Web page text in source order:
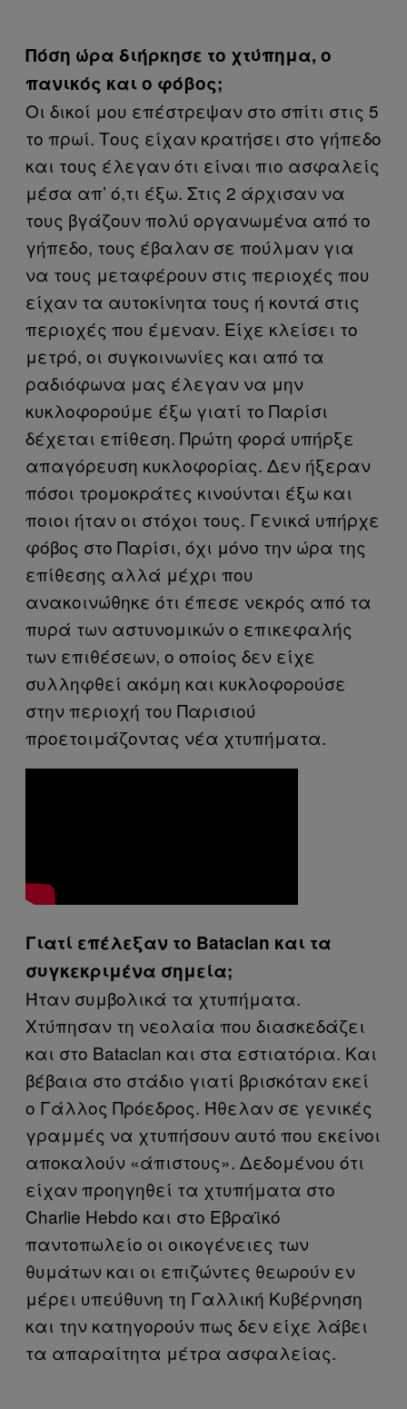
Πόση ώρα διήρκησε το χτύπημα, ο
πανικός και ο φόβος;
Οι δικοί μου επέστρεψαν στο σπίτι στις 5
το πρωί. Τους είχαν κρατήσει στο γήπεδο
και τους έλεγαν ότι είναι πιο ασφαλείς
μέσα απ’ ό,τι έξω. Στις 2 άρχισαν να
τους βγάζουν πολύ οργανωμένα από το
γήπεδο, τους έβαλαν σε πούλμαν για
να τους μεταφέρουν στις περιοχές που
είχαν τα αυτοκίνητα τους ή κοντά στις
περιοχές που έμεναν. Είχε κλείσει το
μετρό, οι συγκοινωνίες και από τα
ραδιόφωνα μας έλεγαν να μην
κυκλοφορούμε έξω γιατί το Παρίσι
δέχεται επίθεση. Πρώτη φορά υπήρξε
απαγόρευση κυκλοφορίας. Δεν ήξεραν
πόσοι τρομοκράτες κινούνται έξω και
ποιοι ήταν οι στόχοι τους. Γενικά υπήρχε
φόβος στο Παρίσι, όχι μόνο την ώρα της
επίθεσης αλλά μέχρι που
ανακοινώθηκε ότι έπεσε νεκρός από τα
πυρά των αστυνομικών ο επικεφαλής
των επιθέσεων, ο οποίος δεν είχε
συλληφθεί ακόμη και κυκλοφορούσε
στην περιοχή του Παρισιού
προετοιμάζοντας νέα χτυπήματα.
Γιατί επέλεξαν το Bataclan και τα
συγκεκριμένα σημεία;
Ήταν συμβολικά τα χτυπήματα.
Χτύπησαν τη νεολαία που διασκεδάζει
και στο Bataclan και στα εστιατόρια. Και
βέβαια στο στάδιο γιατί βρισκόταν εκεί
ο Γάλλος Πρόεδρος. Ήθελαν σε γενικές
γραμμές να χτυπήσουν αυτό που εκείνοι
αποκαλούν «άπιστους». Δεδομένου ότι
είχαν προηγηθεί τα χτυπήματα στο
Charlie Hebdo και στο Εβραϊκό
παντοπωλείο οι οικογένειες των
θυμάτων και οι επιζώντες θεωρούν εν
μέρει υπεύθυνη τη Γαλλική Κυβέρνηση
και την κατηγορούν πως δεν είχε λάβει
τα απαραίτητα μέτρα ασφαλείας.